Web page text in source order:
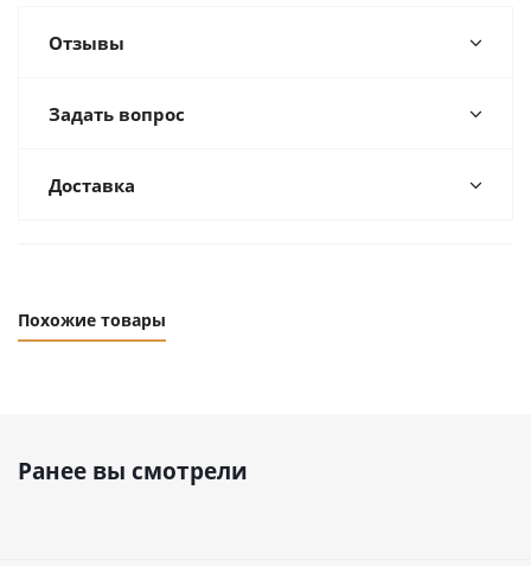
Отзывы
Задать вопрос
Доставка
Похожие товары
Ранее вы смотрели